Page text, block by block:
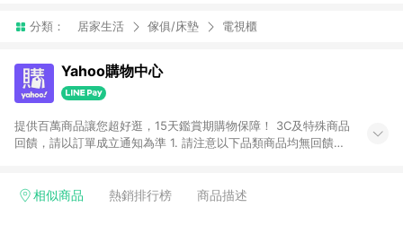
分類： 居家生活 傢俱/床墊 電視櫃
Yahoo購物中心
提供百萬商品讓您超好逛，15天鑑賞期購物保障！ 3C及特殊商品
回饋，請以訂單成立通知為準 1. 請注意以下品類商品均無回饋：
電玩/遊戲/相機/單眼/鏡頭/拍立得 [2024/6/1起適用] -內接硬
相似商品 熱銷排行榜 商品描述